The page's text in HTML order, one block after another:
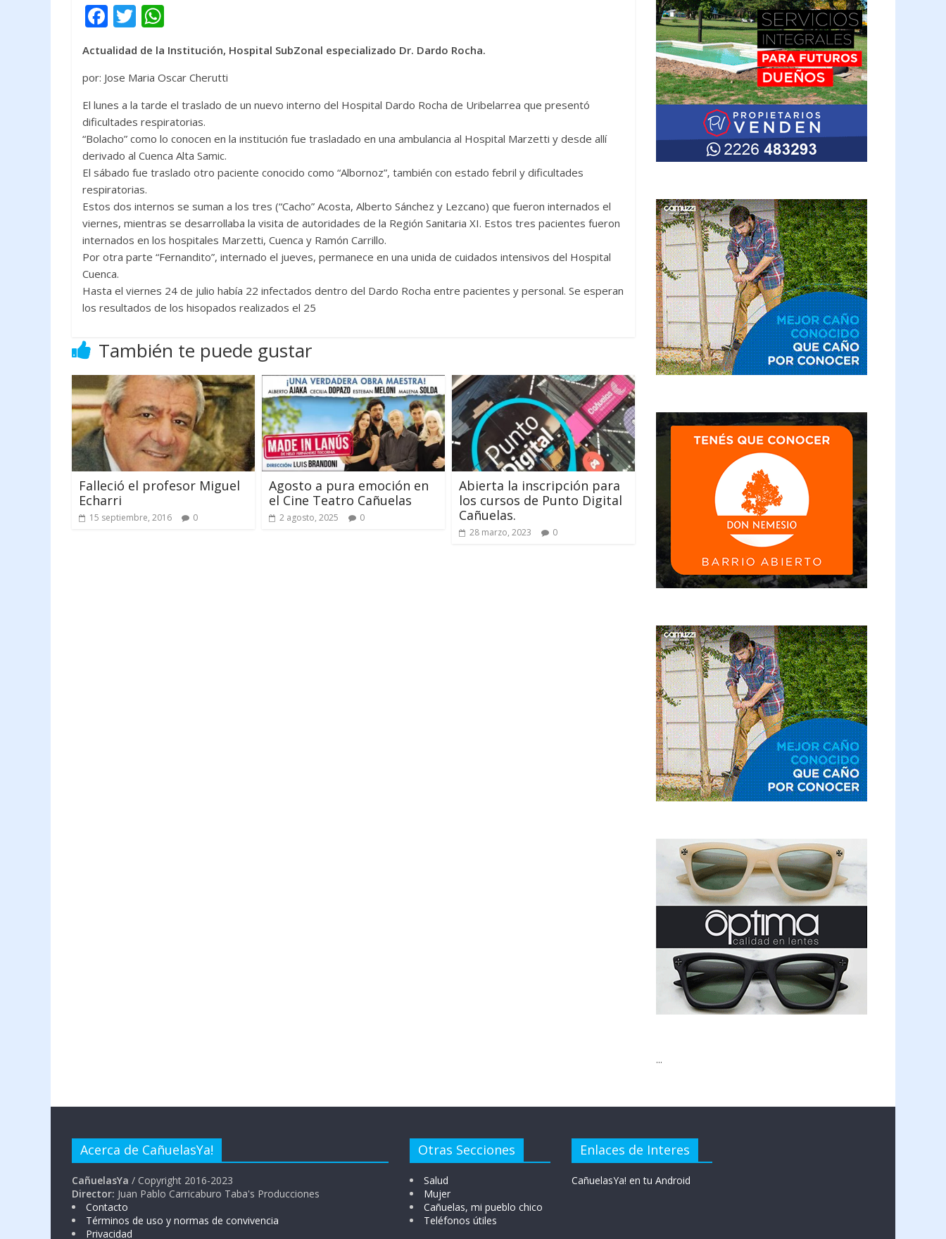
F
ac
e
b
o
o
k
T
w
itt
er
at
s
A
p
p
Actualidad de la Institución, Hospital SubZonal especializado Dr. Dardo Rocha.
por: Jose Maria Oscar Cherutti
El lunes a la tarde el traslado de un nuevo interno del Hospital Dardo Rocha de Uribelarrea que presentó
dificultades respiratorias.
“Bolacho” como lo conocen en la institución fue trasladado en una ambulancia al Hospital Marzetti y desde allí
derivado al Cuenca Alta Samic.
El sábado fue traslado otro paciente conocido como “Albornoz”, también con estado febril y dificultades
respiratorias.
Estos dos internos se suman a los tres (“Cacho” Acosta, Alberto Sánchez y Lezcano) que fueron internados el
viernes, mientras se desarrollaba la visita de autoridades de la Región Sanitaria XI. Estos tres pacientes fueron
internados en los hospitales Marzetti, Cuenca y Ramón Carrillo.
Por otra parte “Fernandito”, internado el jueves, permanece en una unida de cuidados intensivos del Hospital
Cuenca.
Hasta el viernes 24 de julio había 22 infectados dentro del Dardo Rocha entre pacientes y personal. Se esperan
los resultados de los hisopados realizados el 25
También te puede gustar
Falleció el profesor Miguel
Echarri
15 septiembre, 2016 0
Agosto a pura emoción en
el Cine Teatro Cañuelas
2 agosto, 2025 0
Abierta la inscripción para
los cursos de Punto Digital
Cañuelas.
28 marzo, 2023 0
...
Acerca de CañuelasYa!
CañuelasYa / Copyright 2016-2023
Director: Juan Pablo Carricaburo Taba's Producciones
Contacto
Términos de uso y normas de convivencia
Privacidad
Otras Secciones
Salud
Mujer
Cañuelas, mi pueblo chico
Teléfonos útiles
Enlaces de Interes
CañuelasYa! en tu Android